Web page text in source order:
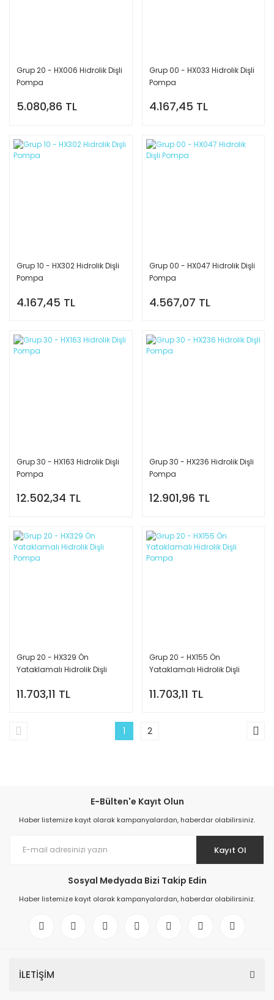
Grup 20 - HX006 Hidrolik Dişli
Pompa
5.080,86 TL
Grup 00 - HX033 Hidrolik Dişli
Pompa
4.167,45 TL
Grup 10 - HX302 Hidrolik Dişli
Pompa
4.167,45 TL
Grup 00 - HX047 Hidrolik Dişli
Pompa
4.567,07 TL
Grup 30 - HX163 Hidrolik Dişli
Pompa
12.502,34 TL
Grup 30 - HX236 Hidrolik Dişli
Pompa
12.901,96 TL
Grup 20 - HX329 Ön
Yataklamalı Hidrolik Dişli
11.703,11 TL
Grup 20 - HX155 Ön
Yataklamalı Hidrolik Dişli
11.703,11 TL
1 2
E-Bülten'e Kayıt Olun
Haber listemize kayıt olarak kampanyalardan, haberdar olabilirsiniz.
Kayıt Ol
Sosyal Medyada Bizi Takip Edin
Haber listemize kayıt olarak kampanyalardan, haberdar olabilirsiniz.
İLETİŞİM